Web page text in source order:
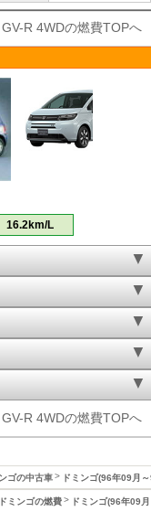
R 4WDの燃費TOPへ
16.2km/L
R 4WDの燃費TOPへ
ゴの中古車 ドミンゴ(96年09月
ドミンゴの燃費 ドミンゴ(96年09